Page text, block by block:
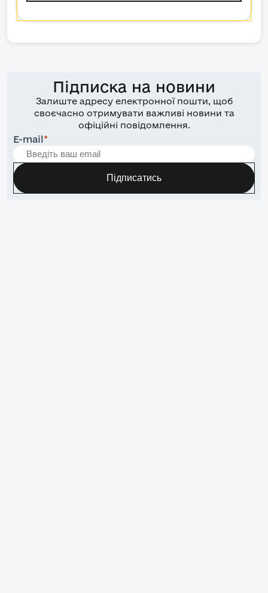
Підписка на новини
Залиште адресу електронної пошти, щоб
своєчасно отримувати важливі новини та
офіційні повідомлення.
E-mail*
Підписатись